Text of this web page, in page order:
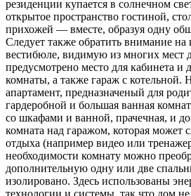
резиденции купается в солнечном
открытое пространство гостиной,
прихожей — вместе, образуя одну
Следует также обратить внимание на
вестибюле, видимую из многих мест
предусмотрено место для кабинета и
комнаты, а также гараж с котельной.
апартамент, предназначеный для
гардеробной и большая ванная
со шкафами и ванной, прачечная, и
комната над гаражом, которая может
отдыха (например видео или
необходимости комнату можно
дополнительную одну или две
изолировано. Здесь использованы
технологии и системы, так что дом не